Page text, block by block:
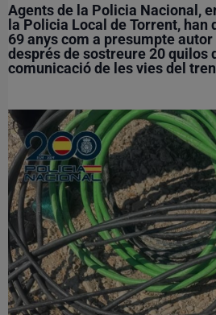
Agents de la Policia Nacional,
la Policia Local de Torrent, han
69 anys com a presumpte
després de sostreure 20 quilos
comunicació de les vies del